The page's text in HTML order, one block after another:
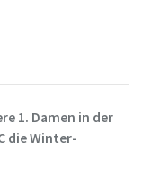
1. Damen in der
die Winter-